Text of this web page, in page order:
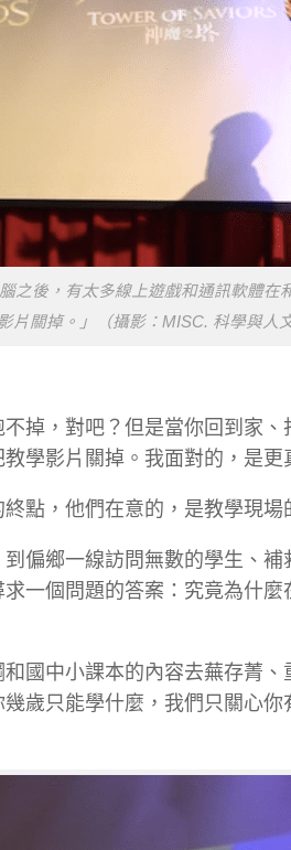
之後，有太多線上遊戲和通訊軟體在
片關掉。」（攝影：MISC. 科學與人
掉，對吧？但是當你回到家
學影片關掉。我面對的，是更
點，他們在意的，是教學現場
偏鄉一線訪問無數的學生、
一個問題的答案：究竟為什
國中小課本的內容去蕪存菁
歲只能學什麼，我們只關心